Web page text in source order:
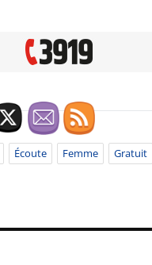
Écoute Femme
Gratuit